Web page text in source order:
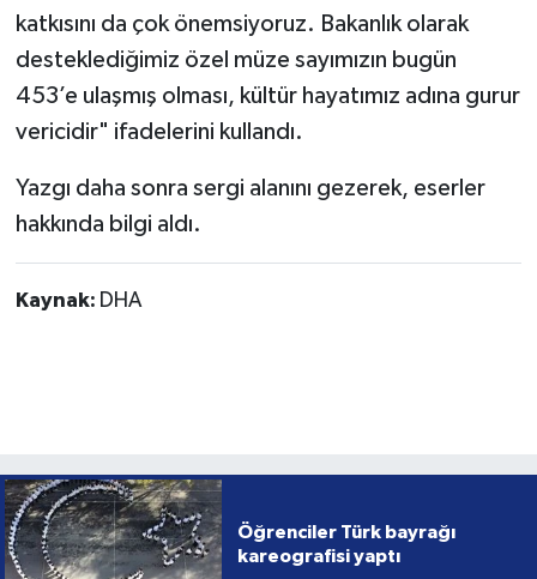
katkısını da çok önemsiyoruz. Bakanlık olarak
desteklediğimiz özel müze sayımızın bugün
453’e ulaşmış olması, kültür hayatımız adına gurur
vericidir" ifadelerini kullandı.
Yazgı daha sonra sergi alanını gezerek, eserler
hakkında bilgi aldı.
Kaynak: DHA
Öğrenciler Türk bayrağı
kareografisi yaptı